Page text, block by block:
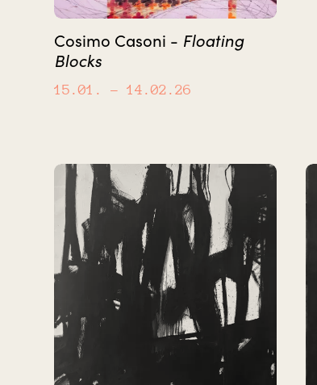
Cosimo Casoni - Floating
Blocks
15.01. – 14.02.26